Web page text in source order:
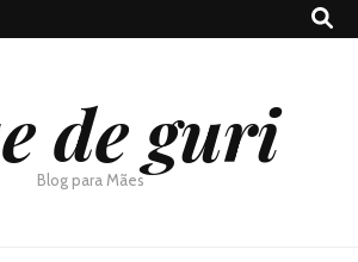
de guri
Blog para Mães